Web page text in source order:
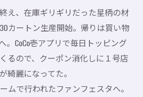
え、在庫ギリギリだった星柄の材
カートン生産開始。帰りは買い物
。CoCo壱アプリで毎日トッピング
るので、クーポン消化しに１号店
綺麗になってた。
ムで行われたファンフェスタへ。